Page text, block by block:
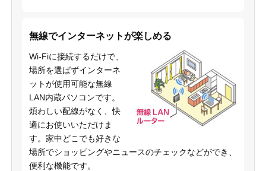
無線でインターネットが楽しめる
Wi-Fiに接続するだけで、
場所を選ばずインターネ
ットが使用可能な無線
LAN内蔵パソコンです。
煩わしい配線がなく、快
適にお使いいただけま
す。家中どこでも好きな
場所でショッピングやニュースのチェックなどができ、
便利な機能です。